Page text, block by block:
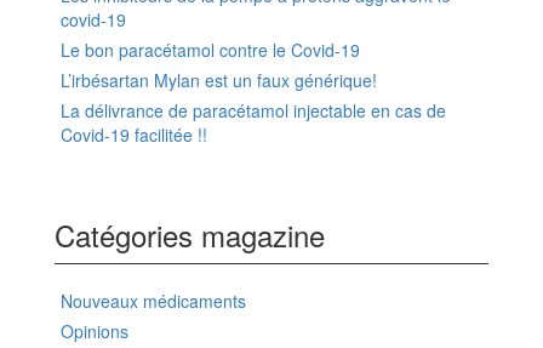
covid-19
Le bon paracétamol contre le Covid-19
L’irbésartan Mylan est un faux générique!
La délivrance de paracétamol injectable en cas de
Covid-19 facilitée !!
Catégories magazine
Nouveaux médicaments
Opinions